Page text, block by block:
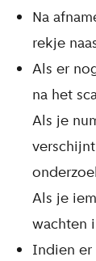
Na
rekje
Als er
na het
Als je
Als je
wachten
Indien